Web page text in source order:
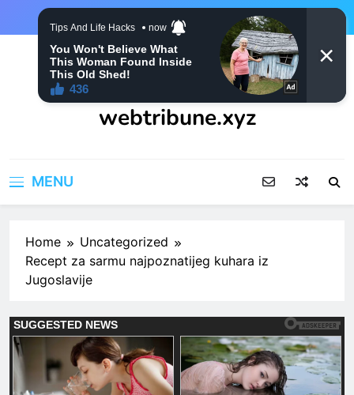
webtribune.xyz
MENU
Home
Uncategorized
Recept za sarmu najpoznatijeg kuhara iz
Jugoslavije